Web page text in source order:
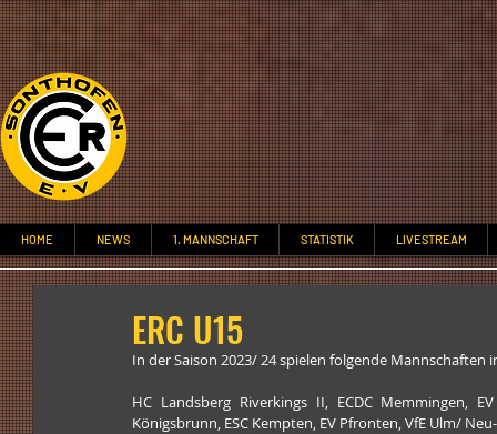
HOME NEWS 1. MANNSCHAFT STATISTIK LIVESTREAM
ERC U15
In der Saison 2023/ 24 spielen folgende Mannschaften
HC Landsberg Riverkings II, ECDC Memmingen,
Königsbrunn, ESC Kempten, EV Pfronten, VfE Ulm/